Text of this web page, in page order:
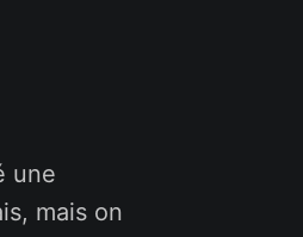
une
mais on